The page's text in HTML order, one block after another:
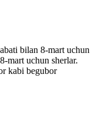
bilan 8-mart uchun
mart uchun sherlar.
kabi begubor